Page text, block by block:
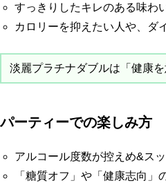
すっきりしたキレのある味わ
カロリーを抑えたい人や、ダ
淡麗プラチナダブルは「健康
パーティーでの楽しみ方
アルコール度数が控えめ&ス
「糖質オフ」や「健康志向」